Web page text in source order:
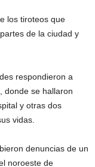
los tiroteos que
de la ciudad y
respondieron a
donde se hallaron
y otras dos
vidas.
denuncias de un
noroeste de